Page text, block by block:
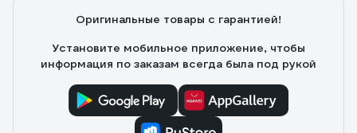
Оригинальные товары с гарантией!
Установите мобильное приложение, чтобы
информация по заказам всегда была под рукой